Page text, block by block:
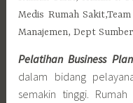
Medis Rumah
Manajemen, Dept
Pelatihan Business
dalam bidang
semakin tinggi.